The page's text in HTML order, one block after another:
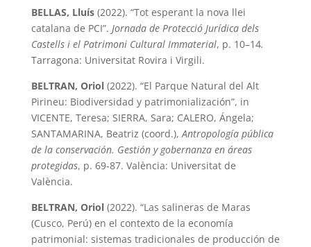
BELLAS, Lluís(2022). “Tot esperant la nova llei
catalana de PCI”. Jornada de Protecció Jurídica dels
Castells i el Patrimoni Cultural Immaterial, p. 10–14.
Tarragona: Universitat Rovira i Virgili.
BELTRAN, Oriol(2022). “El Parque Natural del Alt
Pirineu: Biodiversidad y patrimonialización”, in
VICENTE, Teresa; SIERRA, Sara; CALERO, Ángela;
SANTAMARINA, Beatriz (coord.),Antropología pública
de la conservación. Gestión y gobernanza en áreas
protegidas, p. 69-87. València: Universitat de
València.
BELTRAN, Oriol(2022). “Las salineras de Maras
(Cusco, Perú) en el contexto de la economía
patrimonial: sistemas tradicionales de producción de